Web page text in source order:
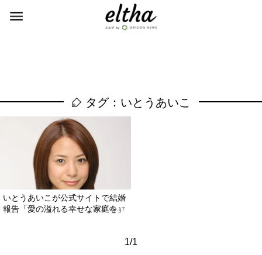
タグ：いとうあいこ
いとうあいこが公式サイトで結婚
報告「愛の溢れる幸せな家庭を」
2010.03.17
1/1